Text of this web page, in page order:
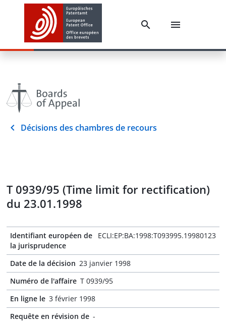
Décisions des chambres de recours
T 0939/95 (Time limit for rectification)
du 23.01.1998
Identifiant européen de
la jurisprudence
ECLI:EP:BA:1998:T093995.19980123
Date de la décision 23 janvier 1998
Numéro de l'affaire T 0939/95
En ligne le 3 février 1998
Requête en révision de -